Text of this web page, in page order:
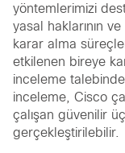
yöntemlerimizi
yasal haklarının
karar alma
etkilenen bireye
inceleme
inceleme, Cisco
çalışan güvenilir
gerçekleştirilebilir.